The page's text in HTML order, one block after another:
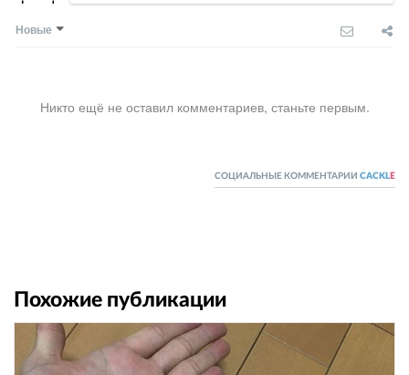
Новые
Никто ещё не оставил комментариев, станьте первым.
СОЦИАЛЬНЫЕ КОММЕНТАРИИ CACKL E
Похожие публикации